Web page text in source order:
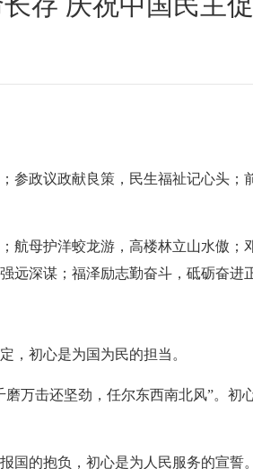
参政议政献良策，民生福祉记心头
航母护洋蛟龙游，高楼林立山水傲；
远深谋；福泽励志勤奋斗，砥砺奋进
，初心是为国为民的担当。
万击还坚劲，任尔东西南北风”。初
国的抱负，初心是为人民服务的宣誓。